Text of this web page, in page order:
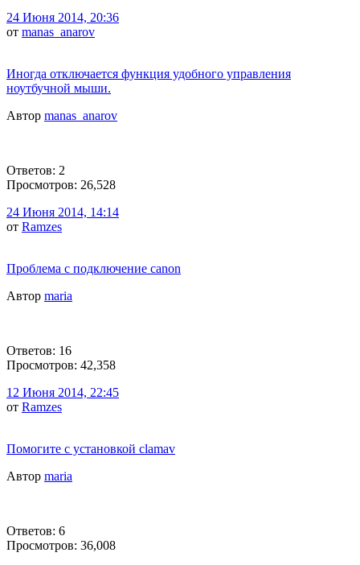
24 Июня 2014, 20:36
от manas_anarov
Иногда отключается функция удобного управления
ноутбучной мыши.
Автор manas_anarov
Ответов: 2
Просмотров: 26,528
24 Июня 2014, 14:14
от Ramzes
Проблема с подключение canon
Автор maria
Ответов: 16
Просмотров: 42,358
12 Июня 2014, 22:45
от Ramzes
Помогите с установкой clamav
Автор maria
Ответов: 6
Просмотров: 36,008